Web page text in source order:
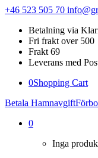
+46 523 505 70
Betalning via
Fri frakt over 500
Frakt 69
Leverans med
0Shopping Cart
Betala Hamnavgift
0
Inga